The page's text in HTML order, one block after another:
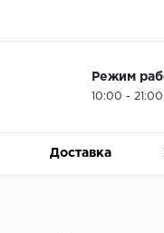
Режим
10:00 - 21:00
Доставка